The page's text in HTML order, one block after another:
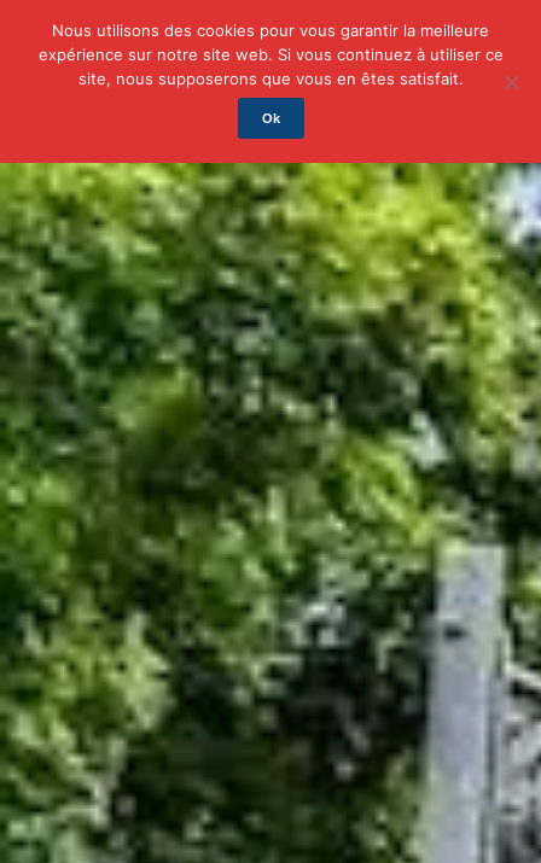
Auto/Moto Business Famille Finance
Nous utilisons des cookies pour vous garantir la meilleure
expérience sur notre site web. Si vous continuez à utiliser ce
site, nous supposerons que vous en êtes satisfait.
Ok